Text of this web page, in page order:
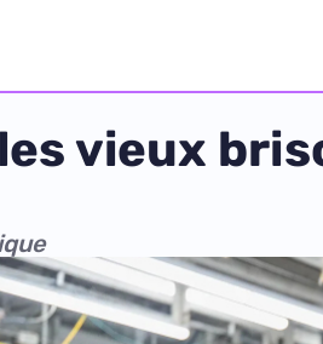
vieux